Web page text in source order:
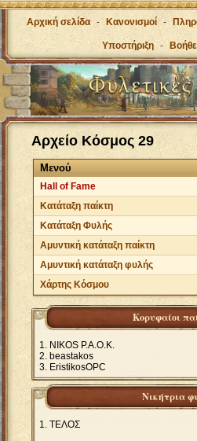
Αρχική σελίδα - Κανονισμοί -
Υποστήριξη -
Αρχείο Κόσμος 29
Μενού
Hall of Fame
Κατάταξη παίκτη
Κατάταξη Φυλής
Αμυντική κατάταξη παίκτη
Αμυντική κατάταξη φυλής
Χάρτης Κόσμου
Κορυφαίοι
NIKOS P.A.O.K.
beastakos
EristikosOPC
Νικήτρια
ΤΕΛΟΣ